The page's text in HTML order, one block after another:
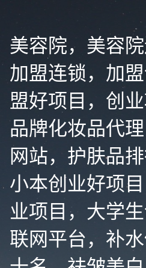
美容院，美容
加盟连锁，加
盟好项目，创
品牌化妆品代
网站，护肤品排
小本创业好项
业项目，大学
联网平台，补